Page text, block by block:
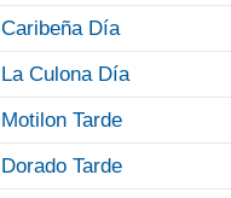
Caribeña Día
La Culona Día
Motilon Tarde
Dorado Tarde